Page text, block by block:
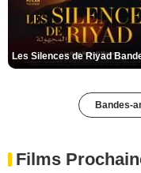
Bandes-
Films